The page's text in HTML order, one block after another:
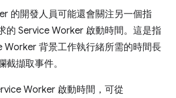
的開發人員可能還會關注另一個指
的 Service Worker 啟動時間。這是指
Worker 背景工作執行緒所需的時間長
截擷取事件。
Worker 啟動時間，可從